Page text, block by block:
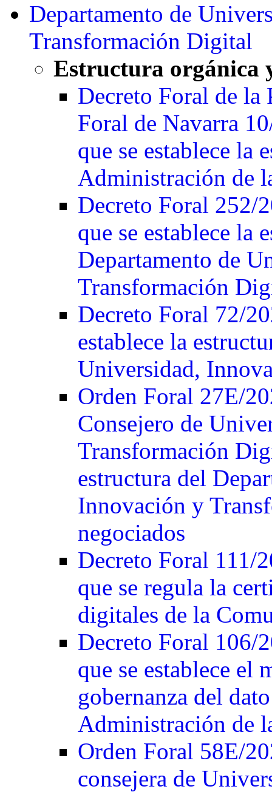
Departamento de
Transformación Digital
Estructura orgánica
Decreto Foral de la
Foral de Navarra
que se establece la
Administración de
Decreto Foral 252/
que se establece la
Departamento de
Transformación
Decreto Foral 72/
establece la
Universidad,
Orden Foral 27E/
Consejero de
Transformación
estructura del
Innovación y
negociados
Decreto Foral 111/
que se regula la
digitales de la
Decreto Foral 106/
que se establece el
gobernanza del
Administración de
Orden Foral 58E/
consejera de